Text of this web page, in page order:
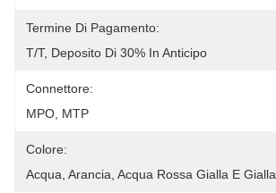
Termine Di Pagamento:
T/T, Deposito Di 30% In Anticipo
Connettore:
MPO, MTP
Colore:
Acqua, Arancia, Acqua Rossa Gialla E Gialla